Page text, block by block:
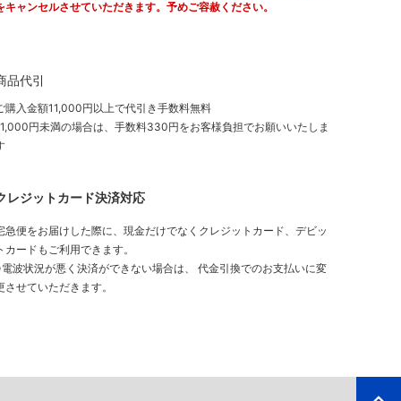
キャンセルさせていただきます。予めご容赦ください。
品代引
購入金額11,000円以上で代引き手数料無料
円未満の場合は、手数料330円をお客様負担でお願いいたしま
レジットカード決済対応
急便をお届けした際に、現金だけでなくクレジットカード、デビッ
カードもご利用できます。
波状況が悪く決済ができない場合は、 代金引換でのお支払いに変
させていただきます。